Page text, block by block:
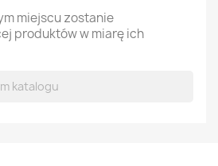
miejscu zostanie
produktów w miarę ich